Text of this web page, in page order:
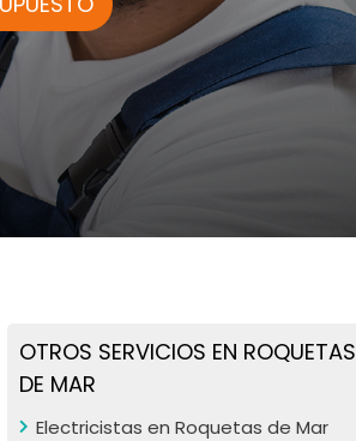
OTROS SERVICIOS EN ROQUETAS
DE MAR
Electricistas en Roquetas de Mar